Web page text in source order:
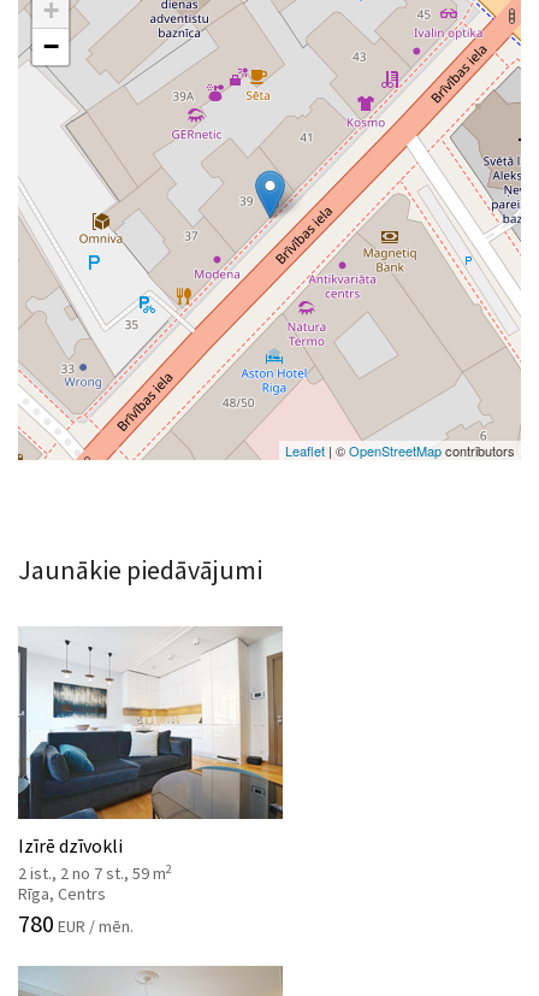
+
−
Leaflet | ©OpenStreetMapcontributors
Jaunākie piedāvājumi
Izīrē dzīvokli
2 ist., 2 no 7 st., 59 m2
Rīga, Centrs
780 EUR / mēn.